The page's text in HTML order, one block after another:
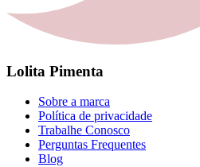
Lolita Pimenta
Sobre a marca
Política de privacidade
Trabalhe Conosco
Perguntas Frequentes
Blog